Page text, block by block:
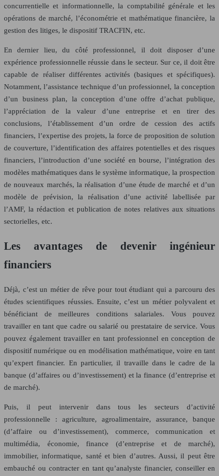
concurrentielle et informationnelle, la comptabilité générale et les
opérations de marché, l’économétrie et mathématique financière, la
gestion des litiges, le dispositif TRACFIN, etc.
En dernier lieu, du côté professionnel, il doit disposer d’une
expérience professionnelle réussie dans le secteur. Sur ce, il doit être
capable de réaliser différentes activités (basiques et spécifiques).
Notamment, l’assistance technique d’un professionnel, la conception
d’un business plan, la conception d’une offre d’achat publique,
l’appréciation de la valeur d’une entreprise et en tirer des
conclusions, l’établissement d’un ordre de cession des actifs
financiers, l’expertise des projets, la force de proposition de solution
de couverture, l’identification des affaires potentielles et des risques
financiers, l’introduction d’une société en bourse, l’intégration des
modèles mathématiques dans le système informatique, la prospection
de nouveaux marchés, la réalisation d’une étude de marché et d’un
modèle de prévision, la réalisation d’une activité labellisée par
l’AMF, la rédaction et publication de notes relatives aux situations
sectorielles, etc.
Les avantages de devenir ingénieur
financiers
Déjà, c’est un métier de rêve pour tout étudiant qui a parcouru des
études scientifiques réussies. Ensuite, c’est un métier polyvalent et
bénéficiant de meilleures conditions salariales. Vous pouvez
travailler en tant que cadre ou salarié ou prestataire de service. Vous
pouvez également travailler en tant professionnel en conception de
dispositif numérique ou en modélisation mathématique, voire en tant
qu’expert financier. En particulier, il travaille dans le cadre de la
banque (d’affaires ou d’investissement) et la finance (d’entreprise et
de marché).
Puis, il peut intervenir dans tous les secteurs d’activité
professionnelle : agriculture, agroalimentaire, assurance, banque
(d’affaire ou d’investissement), commerce, communication et
multimédia, économie, finance (d’entreprise et de marché),
immobilier, informatique, santé et bien d’autres. Aussi, il peut être
embauché ou contracter en tant qu’analyste financier, conseiller en